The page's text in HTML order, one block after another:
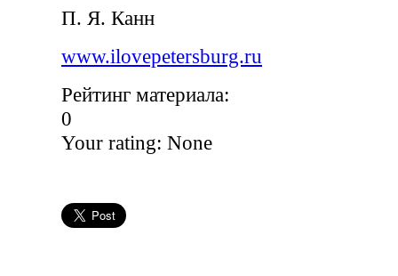
П. Я. Канн
www.ilovepetersburg.ru
Рейтинг материала:
0
Your rating: None